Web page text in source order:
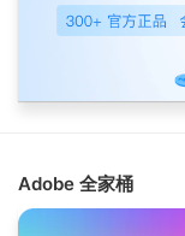
Adobe 全家桶